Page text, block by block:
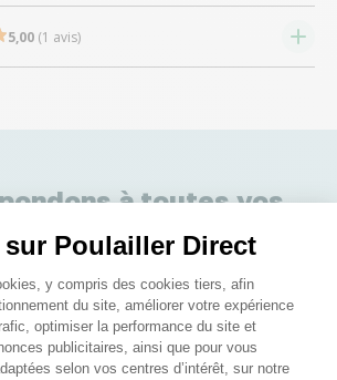
Poulailler Direct
de Gestion du
y compris des cookies tiers, afin
du site, améliorer votre expérience
optimiser la performance du site et
publicitaires, ainsi que pour vous
selon vos centres d’intérêt, sur notre
5,00 (1 avis)
à toutes vos
questions ;)
nous vos questions